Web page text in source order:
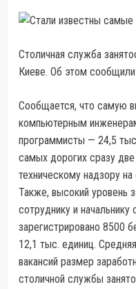
Столичная служба
Киеве. Об этом сообщили
Сообщается, что самую
компьютерным
программисты — 24,5
самых дорогих сразу
техническому надзору
Также, высокий уровень
сотруднику и
зарегистрировано 8500
12,1 тыс. единиц.
вакансий размер
столичной службы